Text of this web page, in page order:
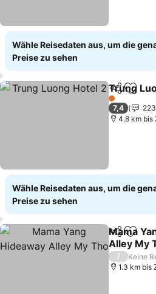
Wähle Reisedaten aus, um die
Preise zu sehen
TeilenZu
Trung
1 Sterne
7,4
223
4.8 km bis
Wähle Reisedaten aus, um die
Preise zu sehen
TeilenZu
Mama
Alley My
Preise
/
Keine
1.3 km bis